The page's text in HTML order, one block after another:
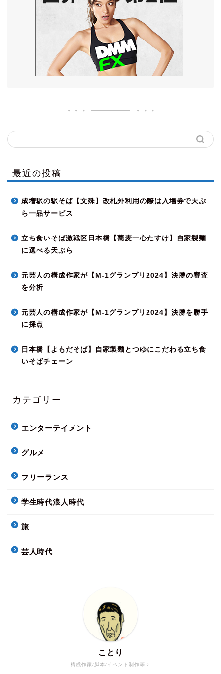
最近の投稿
成増駅の駅そば【文殊】改札外利用の際は入場券で天ぷ
ら一品サービス
立ち食いそば激戦区日本橋【蕎麦一心たすけ】自家製麺
に選べる天ぷら
元芸人の構成作家が【M-1グランプリ2024】決勝の審査
を分析
元芸人の構成作家が【M-1グランプリ2024】決勝を勝手
に採点
日本橋【よもだそば】自家製麺とつゆにこだわる立ち食
いそばチェーン
カテゴリー
エンターテイメント
グルメ
フリーランス
学生時代浪人時代
旅
芸人時代
構成作家/脚本/イベント制作等々
ことり